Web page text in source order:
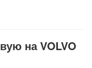
на VOLVO